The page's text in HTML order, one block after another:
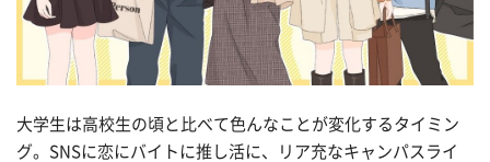
大学生は高校生の頃と比べて色んなことが変化するタイミン
グ。SNSに恋にバイトに推し活に、リア充なキャンパスライ